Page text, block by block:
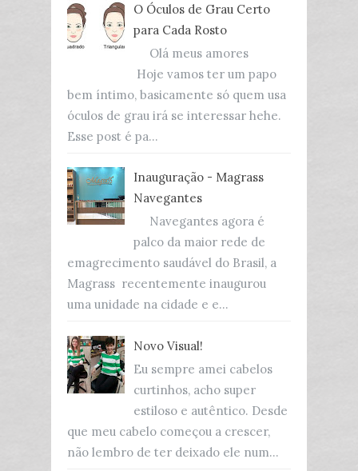
O Óculos de Grau Certo
para Cada Rosto
Olá meus amores
Hoje vamos ter um papo
bem íntimo, basicamente só quem usa
óculos de grau irá se interessar hehe.
Esse post é pa...
Inauguração - Magrass
Navegantes
Navegantes agora é
palco da maior rede de
emagrecimento saudável do Brasil, a
Magrass recentemente inaugurou
uma unidade na cidade e e...
Novo Visual!
Eu sempre amei cabelos
curtinhos, acho super
estiloso e autêntico. Desde
que meu cabelo começou a crescer,
não lembro de ter deixado ele num...